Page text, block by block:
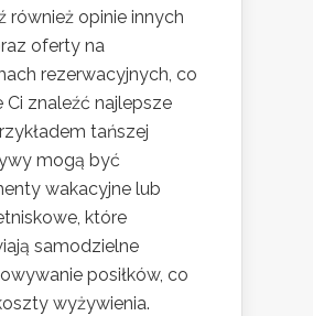
również opinie innych
oferty na
rezerwacyjnych, co
Ci znaleźć najlepsze
tańszej
mogą być
wakacyjne lub
które
samodzielne
posiłków, co
wyżywienia.